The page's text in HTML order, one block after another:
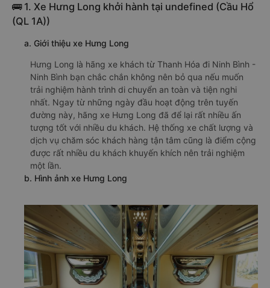
🚌 1. Xe Hưng Long khởi hành tại undefined (Cầu Hổ
(QL 1A))
a. Giới thiệu xe Hưng Long
Hưng Long là hãng xe khách từ Thanh Hóa đi Ninh Bình -
Ninh Bình bạn chắc chắn không nên bỏ qua nếu muốn
trải nghiệm hành trình di chuyển an toàn và tiện nghi
nhất. Ngay từ những ngày đầu hoạt động trên tuyến
đường này, hãng xe Hưng Long đã để lại rất nhiều ấn
tượng tốt với nhiều du khách. Hệ thống xe chất lượng và
dịch vụ chăm sóc khách hàng tận tâm cũng là điểm cộng
được rất nhiều du khách khuyến khích nên trải nghiệm
một lần.
b. Hình ảnh xe Hưng Long